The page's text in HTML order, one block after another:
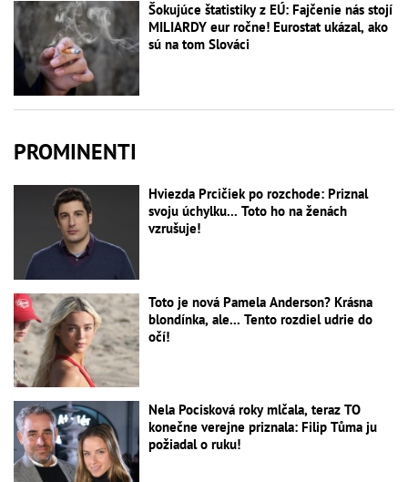
Šokujúce štatistiky z EÚ: Fajčenie nás stojí
MILIARDY eur ročne! Eurostat ukázal, ako
sú na tom Slováci
PROMINENTI
Hviezda Prcičiek po rozchode: Priznal
svoju úchylku... Toto ho na ženách
vzrušuje!
Toto je nová Pamela Anderson? Krásna
blondínka, ale... Tento rozdiel udrie do
očí!
Nela Pocisková roky mlčala, teraz TO
konečne verejne priznala: Filip Tůma ju
požiadal o ruku!